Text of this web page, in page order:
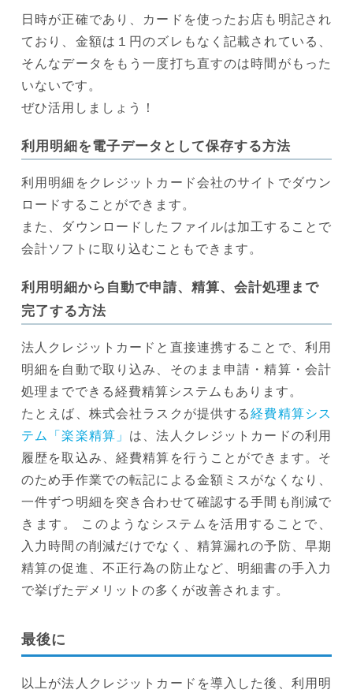
日時が正確であり、カードを使ったお店も明記され
ており、金額は１円のズレもなく記載されている、
そんなデータをもう一度打ち直すのは時間がもった
いないです。
ぜひ活用しましょう！
利用明細を電子データとして保存する方法
利用明細をクレジットカード会社のサイトでダウン
ロードすることができます。
また、ダウンロードしたファイルは加工することで
会計ソフトに取り込むこともできます。
利用明細から自動で申請、精算、会計処理まで
完了する方法
法人クレジットカードと直接連携することで、利用
明細を自動で取り込み、そのまま申請・精算・会計
処理までできる経費精算システムもあります。
たとえば、株式会社ラスクが提供する経費精算シス
テム「楽楽精算」 は、法人クレジットカードの利用
履歴を取込み、経費精算を行うことができます。そ
のため手作業での転記による金額ミスがなくなり、
一件ずつ明細を突き合わせて確認する手間も削減で
きます。 このようなシステムを活用することで、
入力時間の削減だけでなく、精算漏れの予防、早期
精算の促進、不正行為の防止など、明細書の手入力
で挙げたデメリットの多くが改善されます。
最後に
以上が法人クレジットカードを導入した後、利用明